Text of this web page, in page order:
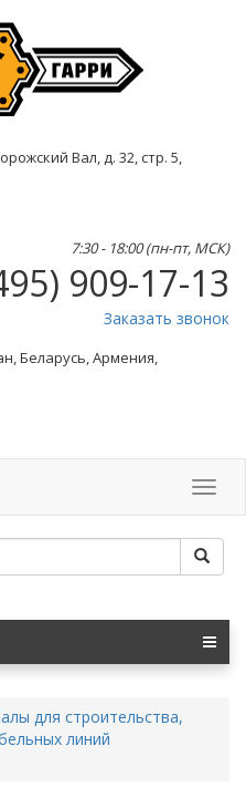
Вал, д. 32, стр. 5,
7:30 - 18:00 (пн-пт, МСК)
909-17-13
Заказать звонок
Беларусь, Армения,
для строительства,
линий